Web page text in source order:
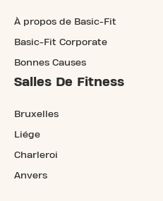
À propos de Basic-Fit
Basic-Fit Corporate
Bonnes Causes
Salles De Fitness
Bruxelles
Liége
Charleroi
Anvers